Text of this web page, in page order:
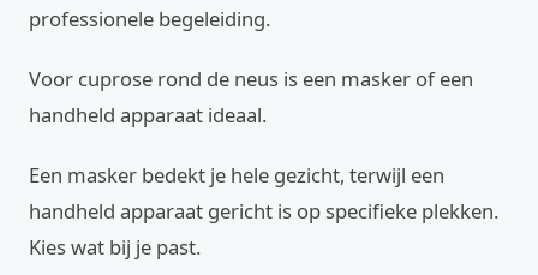
professionele begeleiding.
Voor cuprose rond de neus is een masker of een
handheld apparaat ideaal.
Een masker bedekt je hele gezicht, terwijl een
handheld apparaat gericht is op specifieke plekken.
Kies wat bij je past.